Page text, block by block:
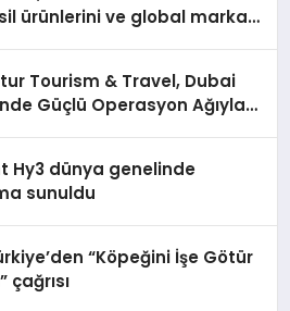
ürünlerini ve global marka
Tourism & Travel, Dubai
Güçlü Operasyon Ağıyla
Hy3 dünya genelinde
sunuldu
“Köpeğini İşe Götür
çağrısı